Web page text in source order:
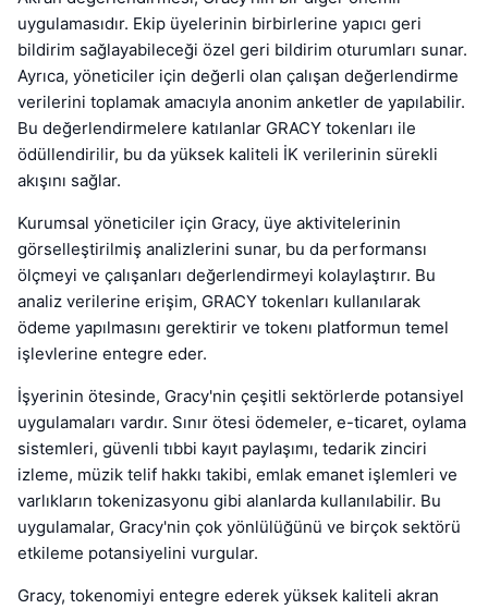
uygulamasıdır. Ekip üyelerinin birbirlerine yapıcı geri
bildirim sağlayabileceği özel geri bildirim oturumları sunar.
Ayrıca, yöneticiler için değerli olan çalışan değerlendirme
verilerini toplamak amacıyla anonim anketler de yapılabilir.
Bu değerlendirmelere katılanlar GRACY tokenları ile
ödüllendirilir, bu da yüksek kaliteli İK verilerinin sürekli
akışını sağlar.
Kurumsal yöneticiler için Gracy, üye aktivitelerinin
görselleştirilmiş analizlerini sunar, bu da performansı
ölçmeyi ve çalışanları değerlendirmeyi kolaylaştırır. Bu
analiz verilerine erişim, GRACY tokenları kullanılarak
ödeme yapılmasını gerektirir ve tokenı platformun temel
işlevlerine entegre eder.
İşyerinin ötesinde, Gracy'nin çeşitli sektörlerde potansiyel
uygulamaları vardır. Sınır ötesi ödemeler, e-ticaret, oylama
sistemleri, güvenli tıbbi kayıt paylaşımı, tedarik zinciri
izleme, müzik telif hakkı takibi, emlak emanet işlemleri ve
varlıkların tokenizasyonu gibi alanlarda kullanılabilir. Bu
uygulamalar, Gracy'nin çok yönlülüğünü ve birçok sektörü
etkileme potansiyelini vurgular.
Gracy, tokenomiyi entegre ederek yüksek kaliteli akran